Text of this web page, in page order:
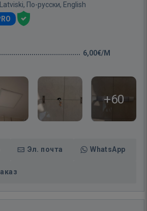
Latviski, По-русски, English
6,00€/M
+60
Эл. почта WhatsApp